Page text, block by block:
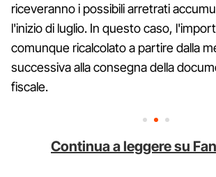
riceveranno i possibili arretrati
l'inizio di luglio. In questo caso,
comunque ricalcolato a partire dalla
successiva alla consegna della
fiscale.
Continua a leggere su